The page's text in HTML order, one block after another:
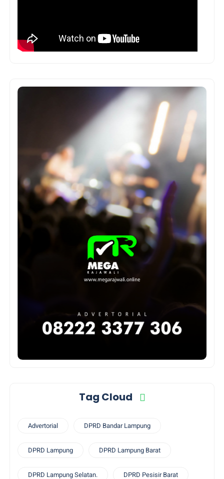
Tag Cloud
Advertorial DPRD Bandar Lampung
DPRD Lampung DPRD Lampung Barat
DPRD Lampung Selatan. DPRD Pesisir Barat